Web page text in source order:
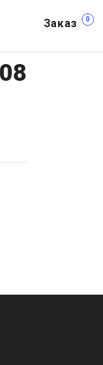
Заказ 0